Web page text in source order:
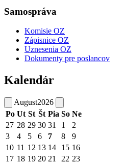
Samospráva
Komisie OZ
Zápisnice OZ
Uznesenia OZ
Dokumenty pre poslancov
Kalendár
August2026
Po Ut St Št Pia So Ne
27 28 29 30 31 1
2
3
4 5 6 7 8
9
10 11 12 13 14 15 16
17 18 19 20 21 22 23